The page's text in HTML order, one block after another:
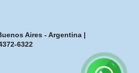
Aires - Argentina |
6322